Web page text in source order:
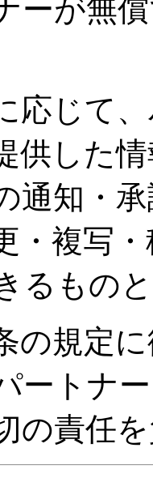
ーが無
応じて
供した
通知・
・複写
るもの
の規定
ートナ
の責任